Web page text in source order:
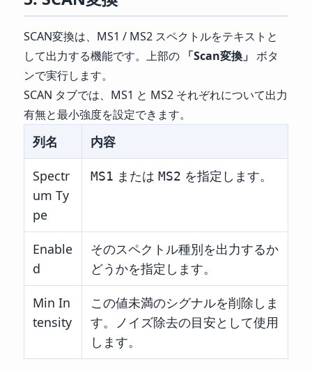
SCAN変換は、MS1 / MS2 スペクトルをテキストと
して出力する機能です。上部の 「Scan変換」 ボタ
ンで実行します。
SCAN タブでは、MS1 と MS2 それぞれについて出力
有無と最小強度を設定できます。
列名 内容
Spectr
um Ty
pe
MS1 または MS2 を指定します。
Enable
d
そのスペクトル種別を出力するか
どうかを指定します。
Min In
tensity
この値未満のシグナルを削除しま
す。ノイズ除去の目安として使用
します。